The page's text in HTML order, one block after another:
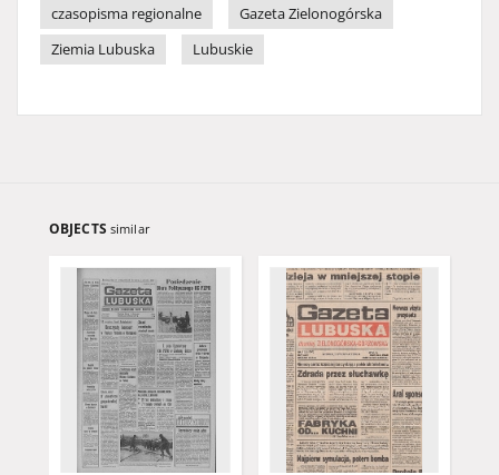
czasopisma regionalne
Gazeta Zielonogórska
Ziemia Lubuska
Lubuskie
OBJECTS similar